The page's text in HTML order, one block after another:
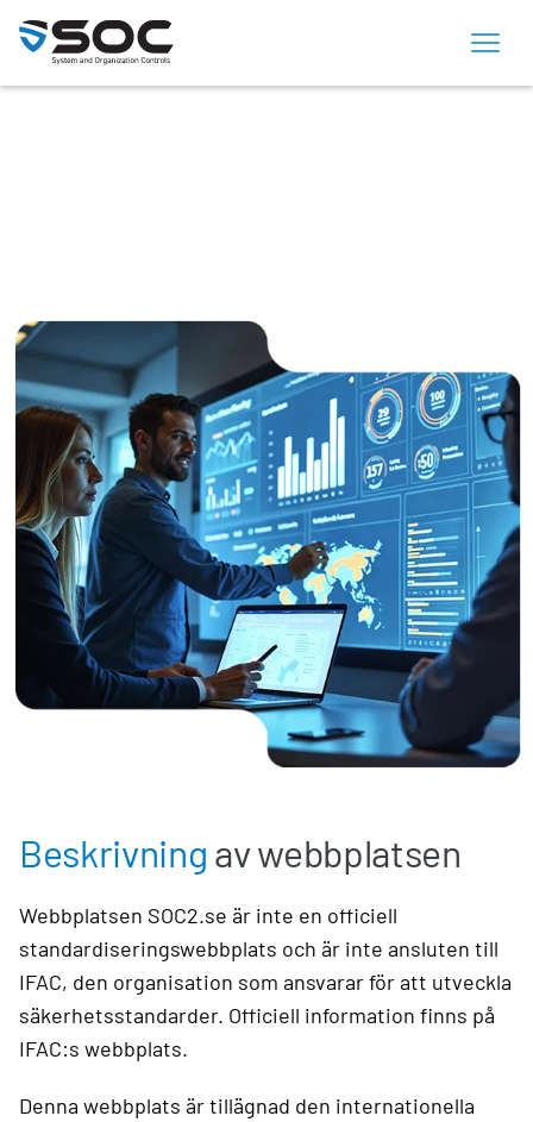
Beskrivning av webbplatsen
Webbplatsen SOC2.se är inte en officiell
standardiseringswebbplats och är inte ansluten till
IFAC, den organisation som ansvarar för att utveckla
säkerhetsstandarder. Officiell information finns på
IFAC:s webbplats.
Denna webbplats är tillägnad den internationella